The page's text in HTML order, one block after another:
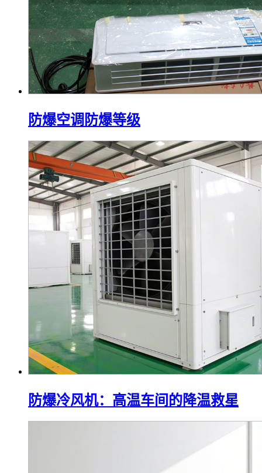
防爆空调防爆等级
防爆冷风机：高温车间的降温救星